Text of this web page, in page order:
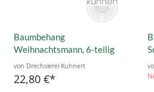
Baumbehang
Weihnachtsmann, 6-teilig
von Drechslerei Kuhnert
22,80 €